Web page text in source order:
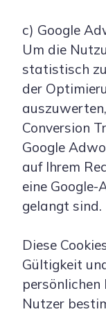
c) Google
Um die
statistisch
der
Conversion
Google
auf Ihrem
eine Google-
gelangt sind.
Diese
Gültigkeit
persönlichen
Nutzer